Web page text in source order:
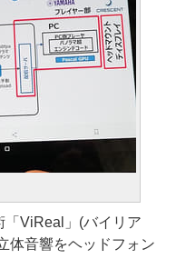
ViReal」(バイリア
体音響をヘッドフォン